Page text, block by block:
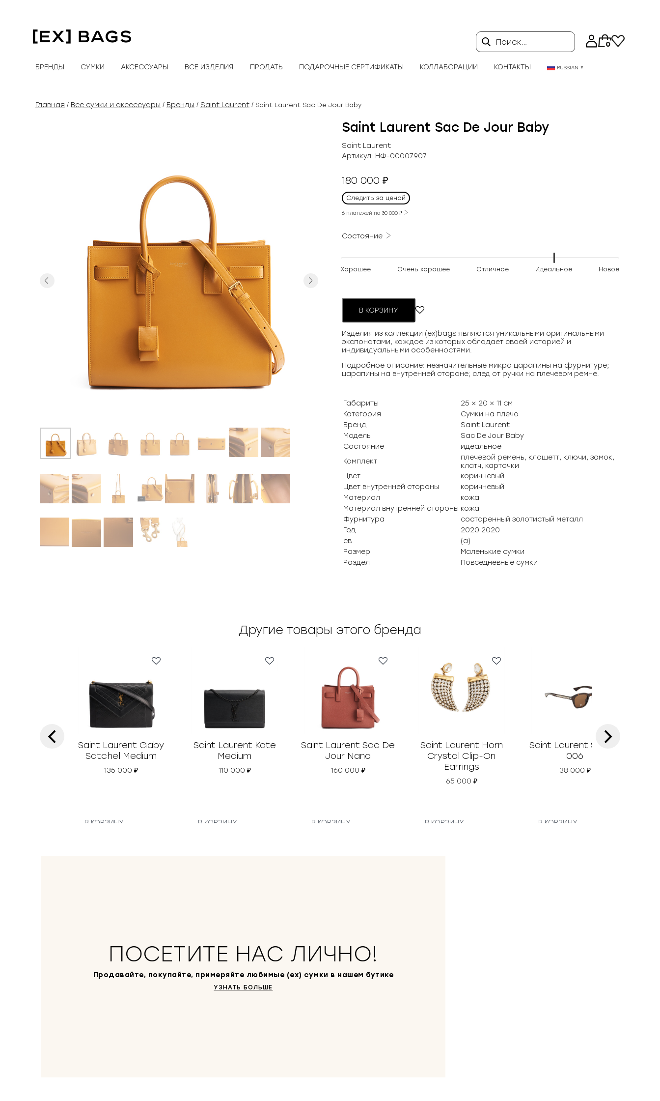
содержимому
Поиск… 0
БРЕНДЫ СУМКИ АКСЕССУАРЫ ВСЕ ИЗДЕЛИЯ ПРОДАТЬ ПОДАРОЧНЫЕ СЕРТИФИКАТЫ КОЛЛАБОРАЦИИ КОНТАКТЫ RUSSIAN ▼
Главная / Все сумки и аксессуары / Бренды / Saint Laurent / Saint Laurent Sac De Jour Baby
Previous Next
Saint Laurent Sac De Jour Baby
Saint Laurent
Артикул: НФ-00007907
180 000 ₽
Следить за ценой
6 платежей по 30 000 ₽
Состояние
Хорошее Очень хорошее Отличное Идеальное Новое
В КОРЗИНУ
Изделия из коллекции (ex)bags являются уникальными оригинальными
экспонатами, каждое из которых обладает своей историей и
индивидуальными особенностями.
Подробное описание: незначительные микро царапины на фурнитуре;
царапины на внутренней стороне; след от ручки на плечевом ремне.
Габариты
25 × 20 × 11 см
Категория
Сумки на плечо
Бренд
Saint Laurent
Модель
Sac De Jour Baby
Состояние
идеальное
Комплект
плечевой ремень, клошетт, ключи, замок,
клатч, карточки
Цвет
коричневый
Цвет внутренней стороны
коричневый
Материал
кожа
Материал внутренней стороны кожа
Фурнитура
состаренный золотистый металл
Год
2020 2020
св
(а)
Размер
Маленькие сумки
Раздел
Повседневные сумки
Другие товары этого бренда
Saint Laurent Gaby
Satchel Medium
135 000₽
В КОРЗИНУ
Saint Laurent Kate
Medium
110 000 ₽
В КОРЗИНУ
Saint Laurent Sac De
Jour Nano
160 000 ₽
В КОРЗИНУ
Saint Laurent Horn
Crystal Clip-On
Earrings
65 000 ₽
В КОРЗИНУ
Saint Laurent SL 880
006
38 000 ₽
В КОРЗИНУ
‹ ›
ПОСЕТИТЕ НАС ЛИЧНО!
Продавайте, покупайте, примеряйте любимые (ex) сумки в нашем бутике
УЗНАТЬ БОЛЬШЕ